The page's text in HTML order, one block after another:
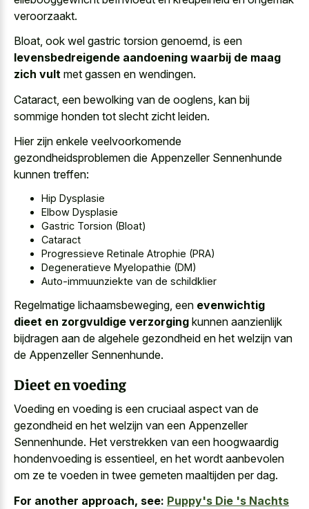
veroorzaakt.
Bloat, ook wel gastric torsion genoemd, is een
levensbedreigende aandoening waarbij de maag
zich vult met gassen en wendingen.
Cataract, een bewolking van de ooglens, kan bij
sommige honden tot slecht zicht leiden.
Hier zijn enkele veelvoorkomende
gezondheidsproblemen die Appenzeller Sennenhunde
kunnen treffen:
Hip Dysplasie
Elbow Dysplasie
Gastric Torsion (Bloat)
Cataract
Progressieve Retinale Atrophie (PRA)
Degeneratieve Myelopathie (DM)
Auto-immuunziekte van de schildklier
Regelmatige lichaamsbeweging, een evenwichtig
dieet en zorgvuldige verzorging kunnen aanzienlijk
bijdragen aan de algehele gezondheid en het welzijn van
de Appenzeller Sennenhunde.
Dieet en voeding
Voeding en voeding is een cruciaal aspect van de
gezondheid en het welzijn van een Appenzeller
Sennenhunde. Het verstrekken van een hoogwaardig
hondenvoeding is essentieel, en het wordt aanbevolen
om ze te voeden in twee gemeten maaltijden per dag.
For another approach, see: Puppy's Die 's Nachts